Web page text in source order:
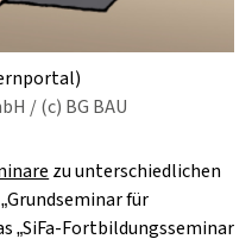
/ (c) BG BAU
zu unterschiedlichen
für
„SiFa-Fortbildungsseminar